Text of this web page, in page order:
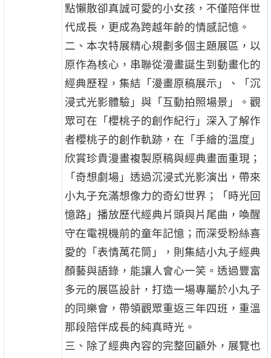
點懶散卻真誠可愛的小女孩，不僅陪伴世
代成長，更成為跨越年齡的情感記憶。
二、本次特展精心規劃多個主題展區，以
原作為核心，串聯從漫畫誕生到動畫化的
經典歷程，集結「漫畫原稿展示」、「沉
浸式光影體驗」與「互動拍照場景」。觀
眾可在「櫻桃子的創作紀行」深入了解作
者櫻桃子的創作軌跡，在「手繪的溫度」
欣賞珍貴漫畫複製原稿與經典畫面重現；
「奇想劇場」透過沉浸式光影演出，帶來
小丸子充滿想像力的奇幻世界；「時光回
憶路」播放歷代經典片頭與片尾曲，喚醒
守在電視機前的童年記憶；而深受粉絲喜
愛的「表情萬花筒」，則集結小丸子經典
顏藝與語錄，能讓人會心一笑。透過豐富
多元的展區設計，打造一場專屬於小丸子
的同樂會，帶領觀眾重返三年四班，重溫
那段陪伴成長的純真時光。
三、除了經典內容的完整回顧外，展覽也